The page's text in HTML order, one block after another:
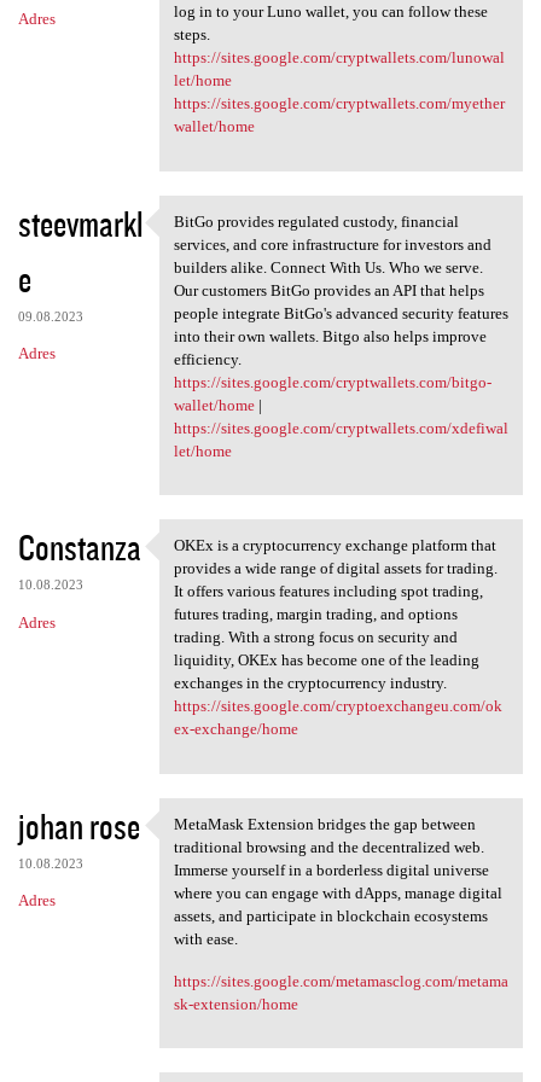
Adres
log in to your Luno wallet, you can follow these
steps.
https://sites.google.com/cryptwallets.com/lunowal
let/home
https://sites.google.com/cryptwallets.com/myether
wallet/home
steevmarkl
e
09.08.2023
Adres
BitGo provides regulated
BitGo provides regulated custody, financial
services, and core infrastructure for investors and
builders alike. Connect With Us. Who we serve.
Our customers BitGo provides an API that helps
people integrate BitGo's advanced security features
into their own wallets. Bitgo also helps improve
efficiency.
https://sites.google.com/cryptwallets.com/bitgo-
wallet/home|
https://sites.google.com/cryptwallets.com/xdefiwal
let/home
Constanza
10.08.2023
Adres
OKEx is a cryptocurrency
OKEx is a cryptocurrency exchange platform that
provides a wide range of digital assets for trading.
It offers various features including spot trading,
futures trading, margin trading, and options
trading. With a strong focus on security and
liquidity, OKEx has become one of the leading
exchanges in the cryptocurrency industry.
https://sites.google.com/cryptoexchangeu.com/ok
ex-exchange/home
johan rose
10.08.2023
Adres
MetaMask Extension bridges
MetaMask Extension bridges the gap between
traditional browsing and the decentralized web.
Immerse yourself in a borderless digital universe
where you can engage with dApps, manage digital
assets, and participate in blockchain ecosystems
with ease.
https://sites.google.com/metamasclog.com/metama
sk-extension/home